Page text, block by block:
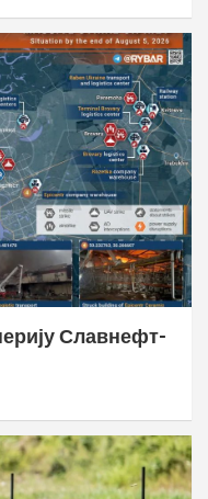
Славнефт-